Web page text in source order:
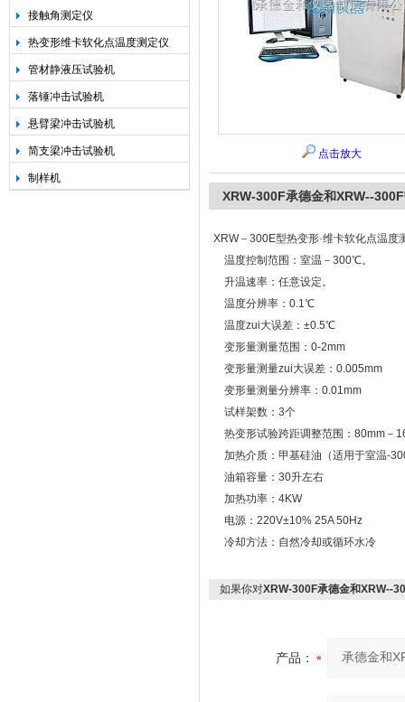
接触角测定仪
热变形维卡软化点温度测定仪
管材静液压试验机
落锤冲击试验机
悬臂梁冲击试验机
简支梁冲击试验机
制样机
点击放大
XRW-300F承德金和XRW--
XRW－300E型热变形·维卡软化点温度
温度控制范围：室温－300℃。
升温速率：任意设定。
温度分辨率：0.1℃
温度zui大误差：±0.5℃
变形量测量范围：0-2mm
变形量测量zui大误差：0.005mm
变形量测量分辨率：0.01mm
试样架数：3个
热变形试验跨距调整范围：80mm－
加热介质：甲基硅油（适用于室温-
油箱容量：30升左右
加热功率：4KW
电源：220V±10% 25A 50Hz
冷却方法：自然冷却或循环水冷
如果你对XRW-300F承德金和XRW--
产品：